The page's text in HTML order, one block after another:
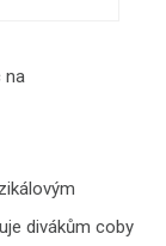
na
divákům coby